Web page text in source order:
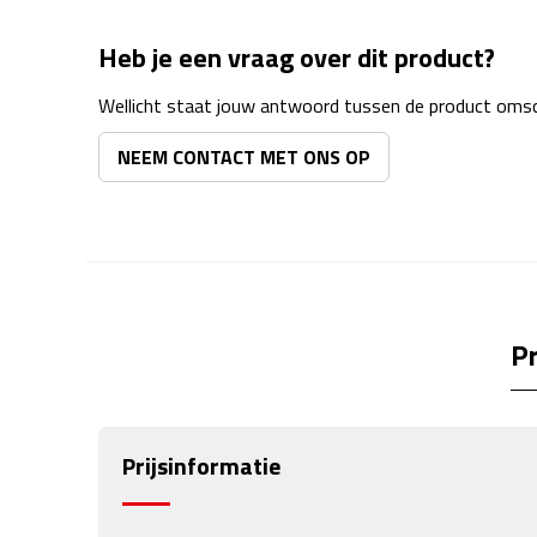
Heb je een vraag over dit product?
Wellicht staat jouw antwoord tussen de product
NEEM CONTACT MET ONS OP
Prijsinformatie